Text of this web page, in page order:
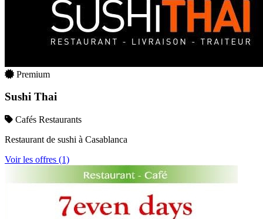
Premium
Sushi Thai
Cafés Restaurants
Restaurant de sushi à Casablanca
Voir les offres (1)